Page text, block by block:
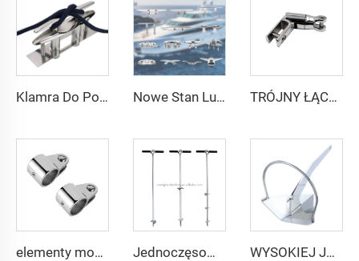
Klamra Do Podnoszenia ze Stali AISI316 Hurtowo Składane Klamry Na Łódź do Pogotowia i Pokładu Okucia Morskie Nowe Stan Lustrzane Polerowana Nierezewna Stal Okucia Jachtowe Pierścień Do Podnoszenia Klamra TRÓJNY ŁĄCZNIK OBROTOWY DO KOTWICY ZE STALI NIERDZEWNEJ AISI316
elementy mocujące markiz bimini ze stali nierdzewnej 316, połysk, suwaki szczękowe 7/8 lub 1 cal dla wyposażenia przeciwsłonecznego na morze Jednoczęsowa spiralna kotwica piaskowa ze stali nierdzewnej, kotwica plażowa do łodzi, odporna na korozję, dostawa bezpośrednia z fabryki WYSOKIEJ JAKOŚCI KOTWICA ŁODKOWA Z NIERDZEWNEJ STALI 316, ŁOPATOWA, AKCESORIA MORSKIE